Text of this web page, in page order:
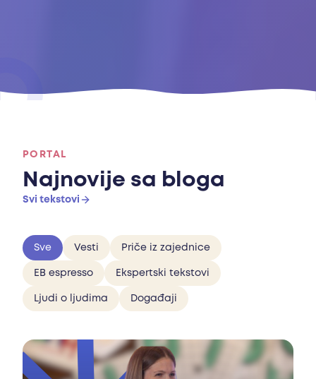
PORTAL
Najnovije sa bloga
Svi tekstovi
Sve Vesti
Priče iz zajednice
EB espresso
Ekspertski tekstovi
Ljudi o ljudima
Događaji